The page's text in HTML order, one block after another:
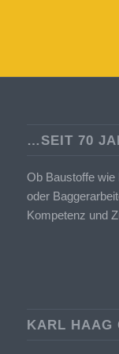
…SEIT 70
Ob Baustoffe wie
oder
Kompetenz und
KARL HAAG